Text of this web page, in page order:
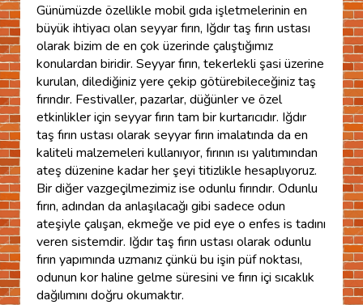
Günümüzde özellikle mobil gıda işletmelerinin en
büyük ihtiyacı olan seyyar fırın, Iğdır taş fırın ustası
olarak bizim de en çok üzerinde çalıştığımız
konulardan biridir. Seyyar fırın, tekerlekli şasi üzerine
kurulan, dilediğiniz yere çekip götürebileceğiniz taş
fırındır. Festivaller, pazarlar, düğünler ve özel
etkinlikler için seyyar fırın tam bir kurtarıcıdır. Iğdır
taş fırın ustası olarak seyyar fırın imalatında da en
kaliteli malzemeleri kullanıyor, fırının ısı yalıtımından
ateş düzenine kadar her şeyi titizlikle hesaplıyoruz.
Bir diğer vazgeçilmezimiz ise odunlu fırındır. Odunlu
fırın, adından da anlaşılacağı gibi sadece odun
ateşiyle çalışan, ekmeğe ve pid eye o enfes is tadını
veren sistemdir. Iğdır taş fırın ustası olarak odunlu
fırın yapımında uzmanız çünkü bu işin püf noktası,
odunun kor haline gelme süresini ve fırın içi sıcaklık
dağılımını doğru okumaktır.